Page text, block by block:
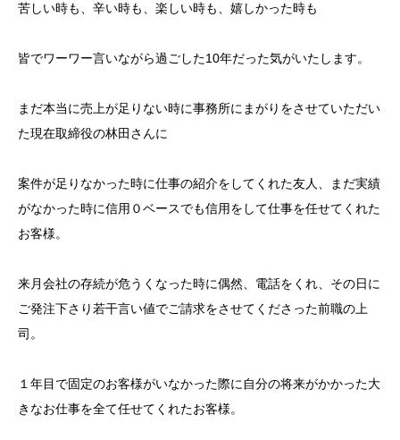
苦しい時も、辛い時も、楽しい時も、嬉しかった時も
皆でワーワー言いながら過ごした10年だった気がいたします。
まだ本当に売上が足りない時に事務所にまがりをさせていただい
た現在取締役の林田さんに
案件が足りなかった時に仕事の紹介をしてくれた友人、まだ実績
がなかった時に信用０ベースでも信用をして仕事を任せてくれた
お客様。
来月会社の存続が危うくなった時に偶然、電話をくれ、その日に
ご発注下さり若干言い値でご請求をさせてくださった前職の上
司。
１年目で固定のお客様がいなかった際に自分の将来がかかった大
きなお仕事を全て任せてくれたお客様。